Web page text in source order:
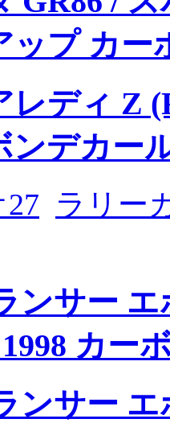
ップ カー
レディ Z
ンデカー
ラリー
ンサー
カー
ンサー